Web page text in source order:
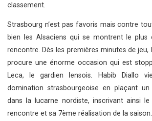
classement.
Strasbourg n’est pas favoris mais contre
bien les Alsaciens qui se montrent le plus
rencontre. Dès les premières minutes de jeu,
procure une énorme occasion qui est
Leca, le gardien lensois. Habib Diallo
domination strasbourgeoise en plaçant un
dans la lucarne nordiste, inscrivant ainsi
rencontre et sa 7ème réalisation de la saison.